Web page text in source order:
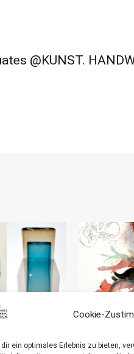
Cookie-
dir ein optimales Erlebnis zu bieten,
@KUNST.